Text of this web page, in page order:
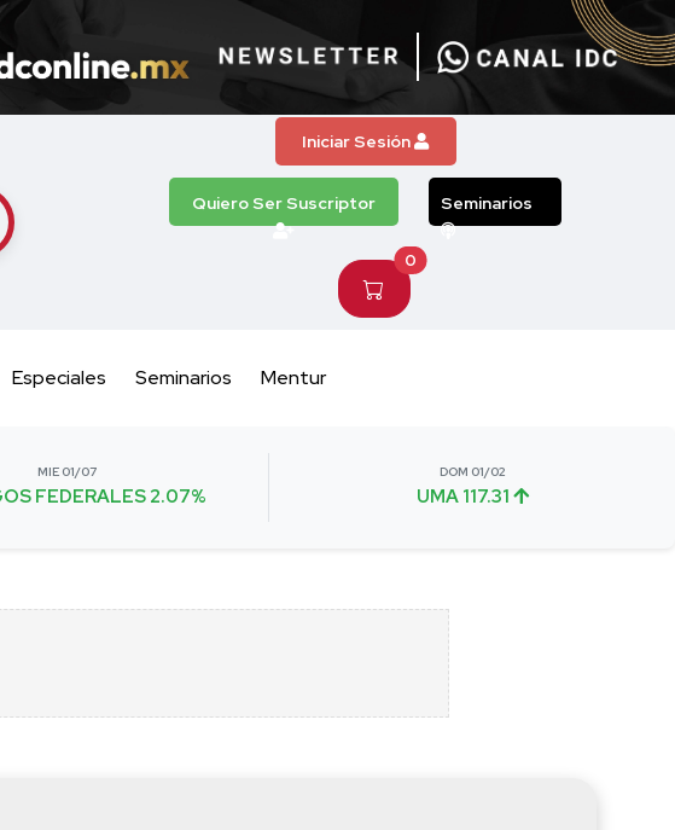
Iniciar Sesión
Quiero Ser Suscriptor Seminarios
0
Especiales Seminarios Mentur
MIE 01/07
FEDERALES 2.07%
DOM 01/02
UMA 117.31